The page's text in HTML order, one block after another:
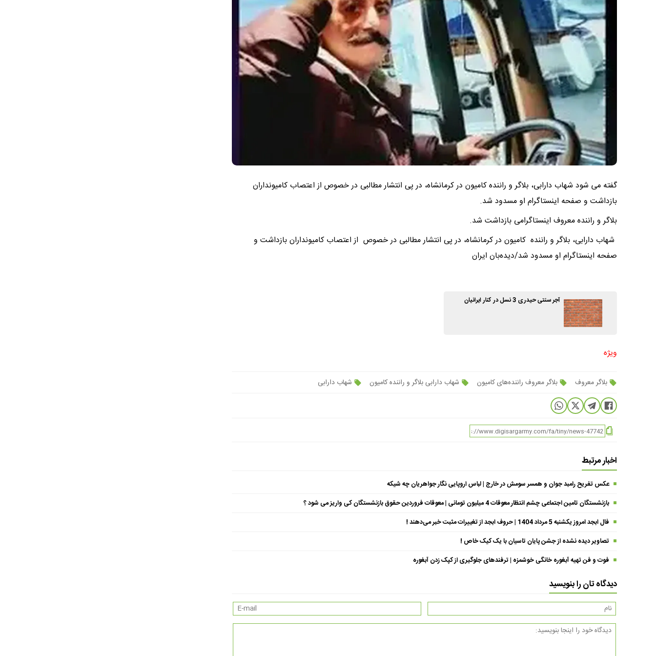
گفته می شود شهاب دارابی، بلاگر و راننده کامیون در کرمانشاه، در پی انتشار مطالبی در خصوص از ‎اعتصاب کامیونداران
بازداشت و صفحه اینستاگرام او مسدود شد.
بلاگر و راننده معروف اینستاگرامی بازداشت شد.
شهاب دارابی، بلاگر و راننده کامیون در کرمانشاه، در پی انتشار مطالبی در خصوص از ‎اعتصاب کامیونداران بازداشت و
صفحه اینستاگرام او مسدود شد/دیده‌بان ایران
آجر سنتی حیدری 3 نسل در کنار ایرانیان
ویژه
بلاگر معروف بلاگر معروف راننده‌های کامیون شهاب دارابی بلاگر و راننده کامیون شهاب دارابی
اخبار مرتبط
عکس تفریح رامبد جوان و همسر سومش در خارج | لباس اروپایی نگار جواهریان چه شیکه
بازنشستگان تامین اجتماعی چشم انتظار معوقات 4 میلیون تومانی | معوقات فروردین حقوق بازنشستگان کی واریز می شود ؟
فال ابجد امروز یکشنبه 5 مرداد 1404 | حروف ابجد از تغییرات مثبت خبر می‌دهند !
تصاویر دیده نشده از جشن پایان تاسیان با یک کیک خاص !
فوت و فن تهیه آبغوره خانگی خوشمزه | ترفندهای جلوگیری از کپک زدن آبغوره
دیدگاه تان را بنویسید